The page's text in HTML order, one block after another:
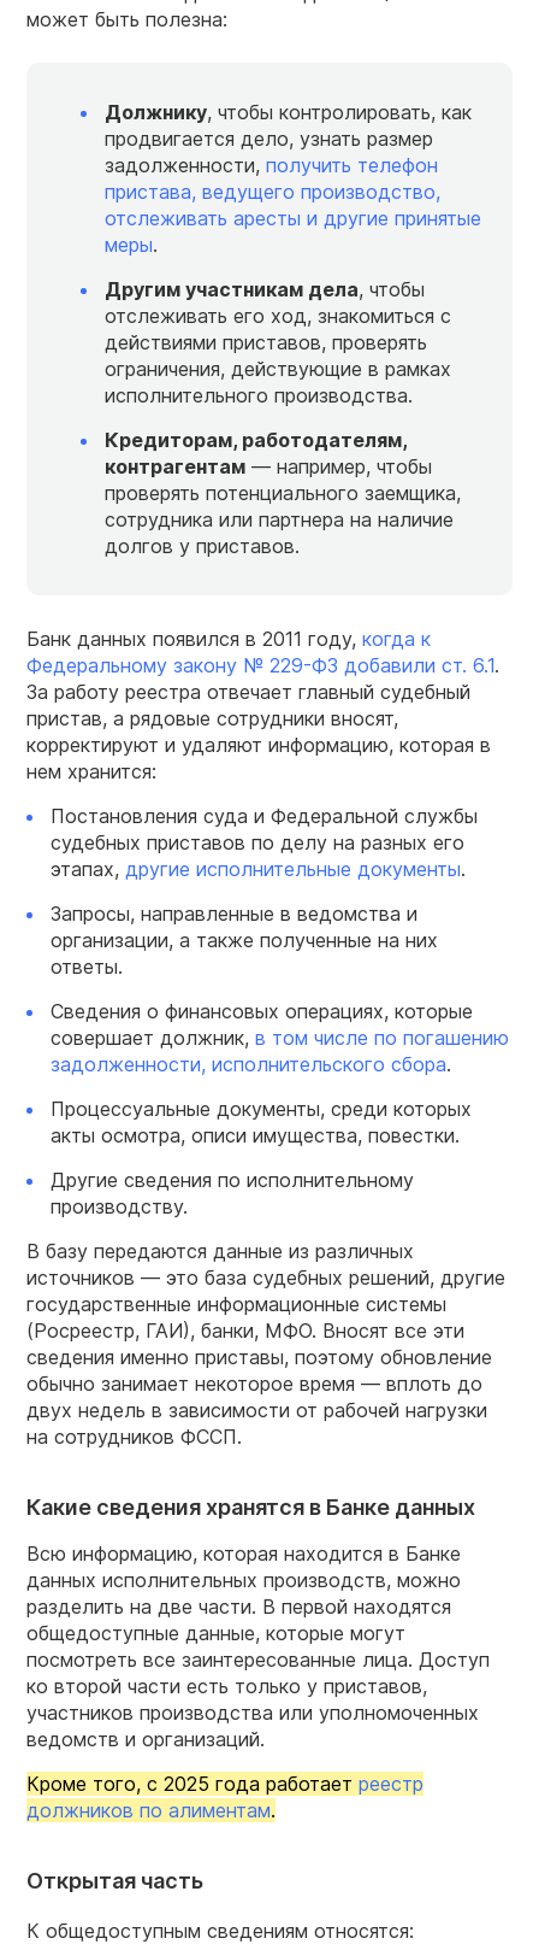
может быть полезна:
Должнику, чтобы контролировать, как
продвигается дело, узнать размер
задолженности, получить телефон
пристава, ведущего производство,
отслеживать аресты и другие принятые
меры.
Другим участникам дела, чтобы
отслеживать его ход, знакомиться с
действиями приставов, проверять
ограничения, действующие в рамках
исполнительного производства.
Кредиторам, работодателям,
контрагентам — например, чтобы
проверять потенциального заемщика,
сотрудника или партнера на наличие
долгов у приставов.
Банк данных появился в 2011 году, когда к
Федеральному закону № 229-ФЗ добавили ст. 6.1.
За работу реестра отвечает главный судебный
пристав, а рядовые сотрудники вносят,
корректируют и удаляют информацию, которая в
нем хранится:
Постановления суда и Федеральной службы
судебных приставов по делу на разных его
этапах, другие исполнительные документы.
Запросы, направленные в ведомства и
организации, а также полученные на них
ответы.
Сведения о финансовых операциях, которые
совершает должник, в том числе по погашению
задолженности, исполнительского сбора.
Процессуальные документы, среди которых
акты осмотра, описи имущества, повестки.
Другие сведения по исполнительному
производству.
В базу передаются данные из различных
источников — это база судебных решений, другие
государственные информационные системы
(Росреестр, ГАИ), банки, МФО. Вносят все эти
сведения именно приставы, поэтому обновление
обычно занимает некоторое время — вплоть до
двух недель в зависимости от рабочей нагрузки
на сотрудников ФССП.
Какие сведения хранятся в Банке данных
Всю информацию, которая находится в Банке
данных исполнительных производств, можно
разделить на две части. В первой находятся
общедоступные данные, которые могут
посмотреть все заинтересованные лица. Доступ
ко второй части есть только у приставов,
участников производства или уполномоченных
ведомств и организаций.
Кроме того, с 2025 года работает реестр
должников по алиментам.
Открытая часть
К общедоступным сведениям относятся: